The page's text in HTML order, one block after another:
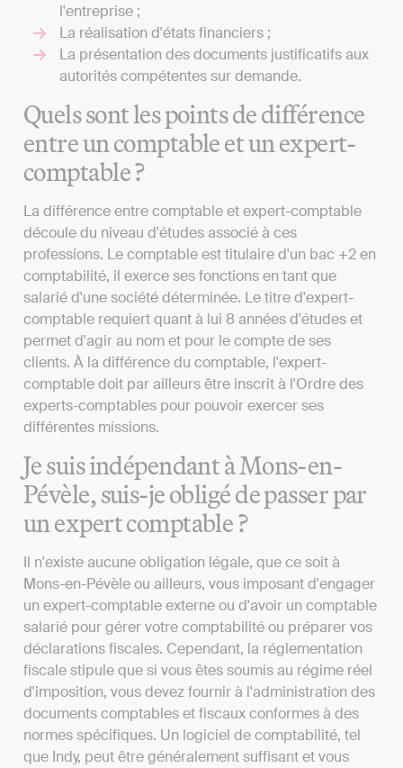
l'entreprise ;
La réalisation d'états financiers ;
La présentation des documents justificatifs aux
autorités compétentes sur demande.
Quels sont les points de différence
entre un comptable et un expert-
comptable ?
La différence entre comptable et expert-comptable
découle du niveau d'études associé à ces
professions. Le comptable est titulaire d'un bac +2 en
comptabilité, il exerce ses fonctions en tant que
salarié d'une société déterminée. Le titre d'expert-
comptable requiert quant à lui 8 années d'études et
permet d'agir au nom et pour le compte de ses
clients. À la différence du comptable, l'expert-
comptable doit par ailleurs être inscrit à l'Ordre des
experts-comptables pour pouvoir exercer ses
différentes missions.
Je suis indépendant à Mons-en-
Pévèle, suis-je obligé de passer par
un expert comptable ?
Il n'existe aucune obligation légale, que ce soit à
Mons-en-Pévèle ou ailleurs, vous imposant d'engager
un expert-comptable externe ou d'avoir un comptable
salarié pour gérer votre comptabilité ou préparer vos
déclarations fiscales. Cependant, la réglementation
fiscale stipule que si vous êtes soumis au régime réel
d'imposition, vous devez fournir à l'administration des
documents comptables et fiscaux conformes à des
normes spécifiques. Un logiciel de comptabilité, tel
que Indy, peut être généralement suffisant et vous